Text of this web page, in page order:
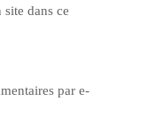
dans ce
par e-